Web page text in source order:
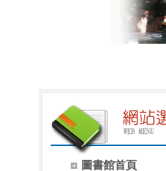
圖書館首頁